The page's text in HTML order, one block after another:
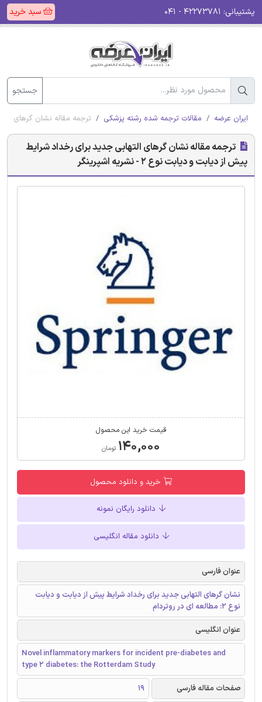
پشتیبانی: سبد خرید
جستجو
ایران عرضه مقالات ترجمه شده رشته پزشکی ترجمه مقاله نشان گرهای
ترجمه مقاله نشان گرهای التهابی جدید برای رخداد شرایط
پیش از دیابت و دیابت نوع 2 - نشریه اشپرینگر
قیمت خرید این محصول
۱۴۰,۰۰۰ تومان
خرید و دانلود محصول
دانلود رایگان نمونه
دانلود مقاله انگلیسی
عنوان فارسی
نشان گرهای التهابی جدید برای رخداد شرایط پیش از دیابت و دیابت
نوع 2: مطالعه ای در روتردام
عنوان انگلیسی
Novel inflammatory markers for incident pre-diabetes and
type 2 diabetes: the Rotterdam Study
صفحات مقاله فارسی
19